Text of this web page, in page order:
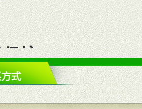
护
场价格；建立全